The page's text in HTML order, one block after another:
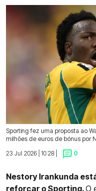
Sporting fez uma proposta ao
milhões de euros de bónus por
23 Jul 2026 | 10:28 |
0
Nestory Irankunda
reforçar o Sporting.O